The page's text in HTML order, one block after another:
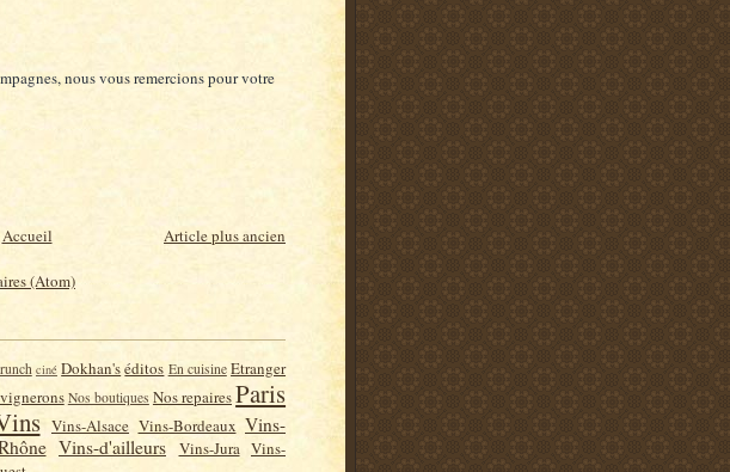
nous vous remercions pour votre
Article plus ancien
Accueil
(Atom)
ciné Dokhan'séditos En cuisine Etranger
Nos boutiques Nos repairesParis
Vins-Alsace Vins-Bordeaux Vins-
Vins-d'ailleurs Vins-Jura Vins-